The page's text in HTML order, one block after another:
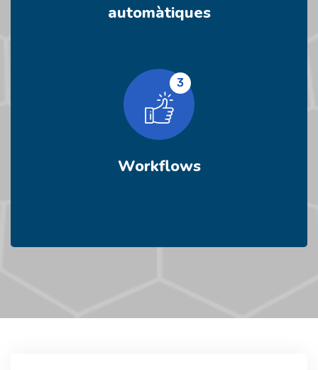
automàtiques
3
Workflows